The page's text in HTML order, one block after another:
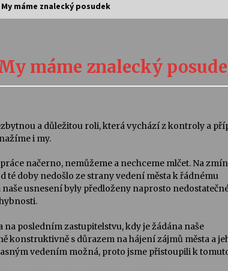
Stávám se kapkou
30. 7. 2026
28. 7. 2026
Vysočinka
17. 7. 2026
Klášteře Želiv
3. 7. 2026
máme znalecký posudek
máme znalecký
a důležitou roli, která vychází z kontroly a
i my.
načerno, nemůžeme a nechceme mlčet. Na
té doby nedošlo ze strany vedení města k řádnému
naše usnesení byly předloženy naprosto
na posledním zastupitelstvu, kdy je žádána naše
konstruktivně s důrazem na hájení zájmů města a
vedením možná, proto jsme přistoupili k